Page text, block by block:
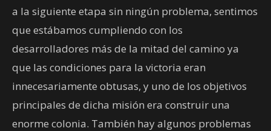
a la siguiente etapa sin ningún problema, sentimos
que estábamos cumpliendo con los
desarrolladores más de la mitad del camino ya
que las condiciones para la victoria eran
innecesariamente obtusas, y uno de los objetivos
principales de dicha misión era construir una
enorme colonia. También hay algunos problemas